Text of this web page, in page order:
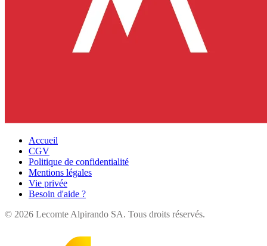
Accueil
CGV
Politique de confidentialité
Mentions légales
Vie privée
Besoin d'aide ?
© 2026 Lecomte Alpirando SA. Tous droits réservés.